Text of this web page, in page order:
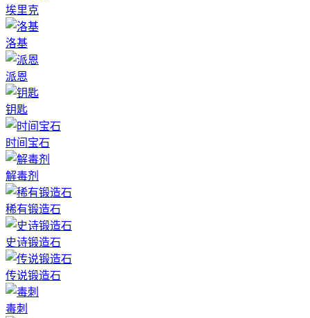
埃里克
洛基
派恩
钥匙
时间宝石
解毒剂
稀有锻造石
史诗锻造石
传说锻造石
毒刺